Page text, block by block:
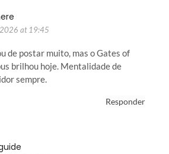
at 19:45
de postar muito, mas o Gates of
brilhou hoje. Mentalidade de
sempre.
Responder